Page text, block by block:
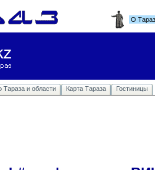
О
Тараза и области Карта Тараза Гостиницы